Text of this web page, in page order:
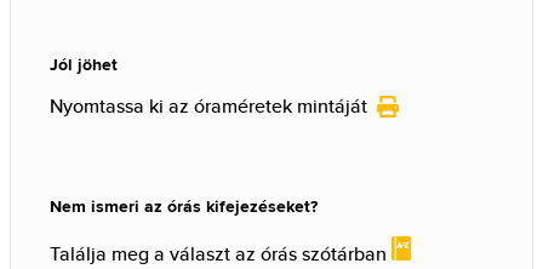
Jól jöhet
Nyomtassa ki az óraméretek mintáját
Nem ismeri az órás kifejezéseket?
Találja meg a választ az órás szótárban